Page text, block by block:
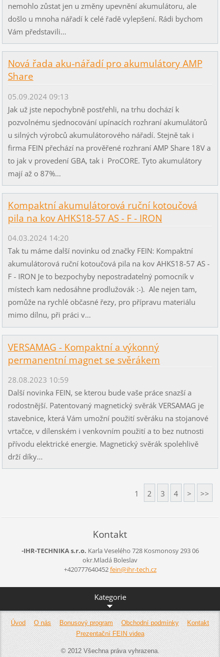
nemohlo zůstat jen u změny upevnění akumulátoru, ale
došlo u mnoha nářadí k celé řadě vylepšení. Rádi bychom
Vám představili...
Nová řada aku-nářadí pro akumulátory AMP
Share
05.09.2024 09:13
Jak už jste nepochybně postřehli, na trhu dochází k
pozvolnému sjednocování upínacích rozhraní akumulátorů
u silných výrobců akumulátorového nářadí. Stejně tak i
firma FEIN přechází na prověřené rozhraní AMP Share 18V a
to jak v provedení GBA, tak i ProCORE. Tyto akumulátory
mají až o 87%...
Kompaktní akumulátorová ruční kotoučová
pila na kov AHKS18-57 AS - F - IRON
04.03.2024 14:20
Tak tu máme další novinku od značky FEIN: Kompaktní
akumulátorová ruční kotoučová pila na kov AHKS18-57 AS -
F - IRON Je to bezpochyby nepostradatelný pomocník v
místech kam nedosáhne prodlužovák :-). Ale nejen tam,
pomůže na rychlé občasné řezy, pro přípravu materiálu
mimo dílnu, při práci v...
VERSAMAG - Kompaktní a výkonný
permanentní magnet se svěrákem
28.08.2023 10:59
Další novinka FEIN, se kterou bude vaše práce snazší a
rodostnější. Patentovaný magnetický svěrák VERSAMAG je
stavebnice, která Vám umožní použití svěráku na stojanové
vrtačce, v dílenském i venkovním použití a to bez nutnosti
přívodu elektrické energie. Magnetický svěrák spolehlivě
drží díky...
1 2 3 4 > >>
Kontakt
-IHR-TECHNIKA s.r.o. Karla Veselého 728Kosmonosy293 06
okr.Mladá Boleslav
+420777640452fein@ihr-tech.cz
Kategorie
Úvod O nás Bonusový program Obchodní podmínky
Kontakt
Prezentační FEIN videa
© 2012 Všechna práva vyhrazena.